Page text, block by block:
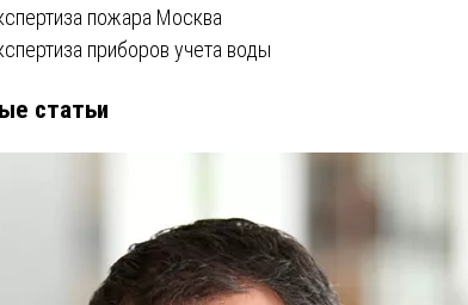
пожара Москва
приборов учета воды
статьи